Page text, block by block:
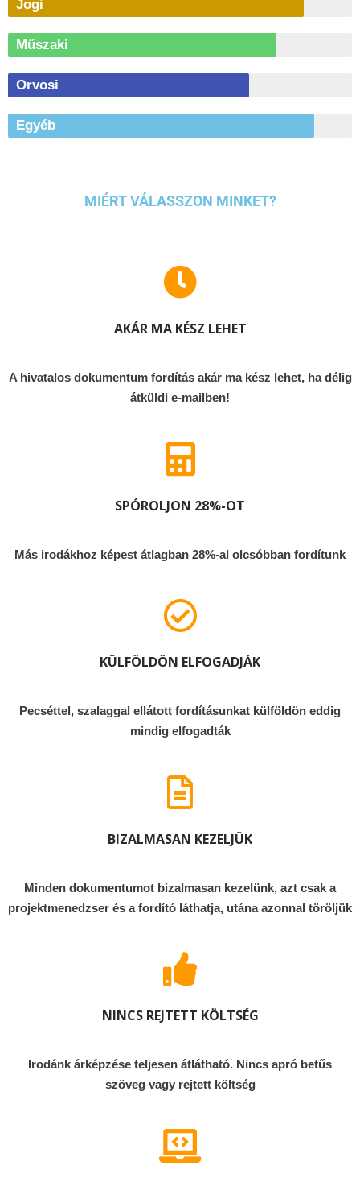
Jogi
Műszaki
Orvosi
Egyéb
MIÉRT VÁLASSZON MINKET?
AKÁR MA KÉSZ LEHET
A hivatalos dokumentum fordítás akár ma kész lehet, ha délig
átküldi e-mailben!
SPÓROLJON 28%-OT
Más irodákhoz képest átlagban 28%-al olcsóbban fordítunk
KÜLFÖLDÖN ELFOGADJÁK
Pecséttel, szalaggal ellátott fordításunkat külföldön eddig
mindig elfogadták
BIZALMASAN KEZELJÜK
Minden dokumentumot bizalmasan kezelünk, azt csak a
projektmenedzser és a fordító láthatja, utána azonnal töröljük
NINCS REJTETT KÖLTSÉG
Irodánk árképzése teljesen átlátható. Nincs apró betűs
szöveg vagy rejtett költség